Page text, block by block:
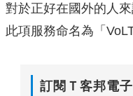
對於正好在國外的人
此項服務命名為「
訂閱Ｔ客邦電